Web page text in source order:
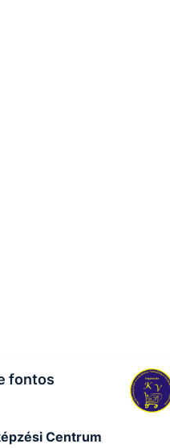
fontos
Centrum